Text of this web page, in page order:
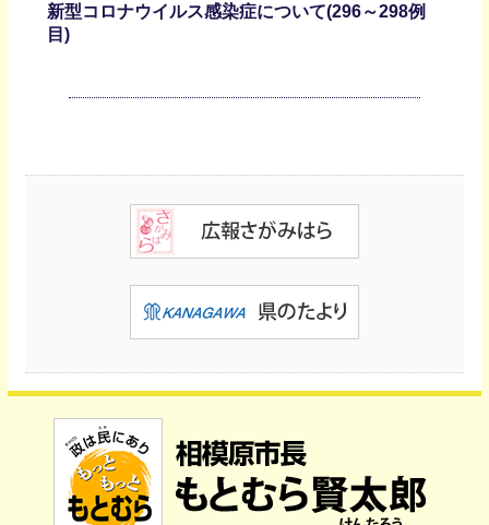
新型コロナウイルス感染症について(296～298例
目)